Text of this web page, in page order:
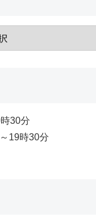
30分
19時30分